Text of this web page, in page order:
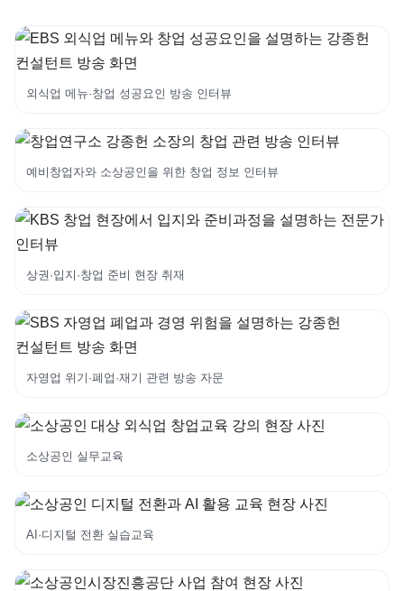
외식업 메뉴·창업 성공요인 방송 인터뷰
예비창업자와 소상공인을 위한 창업 정보 인터뷰
상권·입지·창업 준비 현장 취재
자영업 위기·폐업·재기 관련 방송 자문
소상공인 실무교육
AI·디지털 전환 실습교육